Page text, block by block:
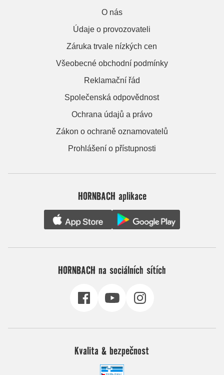
O nás
Údaje o provozovateli
Záruka trvale nízkých cen
Všeobecné obchodní podmínky
Reklamační řád
Společenská odpovědnost
Ochrana údajů a právo
Zákon o ochraně oznamovatelů
Prohlášení o přístupnosti
HORNBACH aplikace
HORNBACH na sociálních sítích
Kvalita & bezpečnost